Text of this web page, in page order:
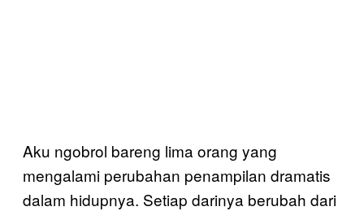
Aku ngobrol bareng lima orang yang
mengalami perubahan penampilan dramatis
dalam hidupnya. Setiap darinya berubah dari